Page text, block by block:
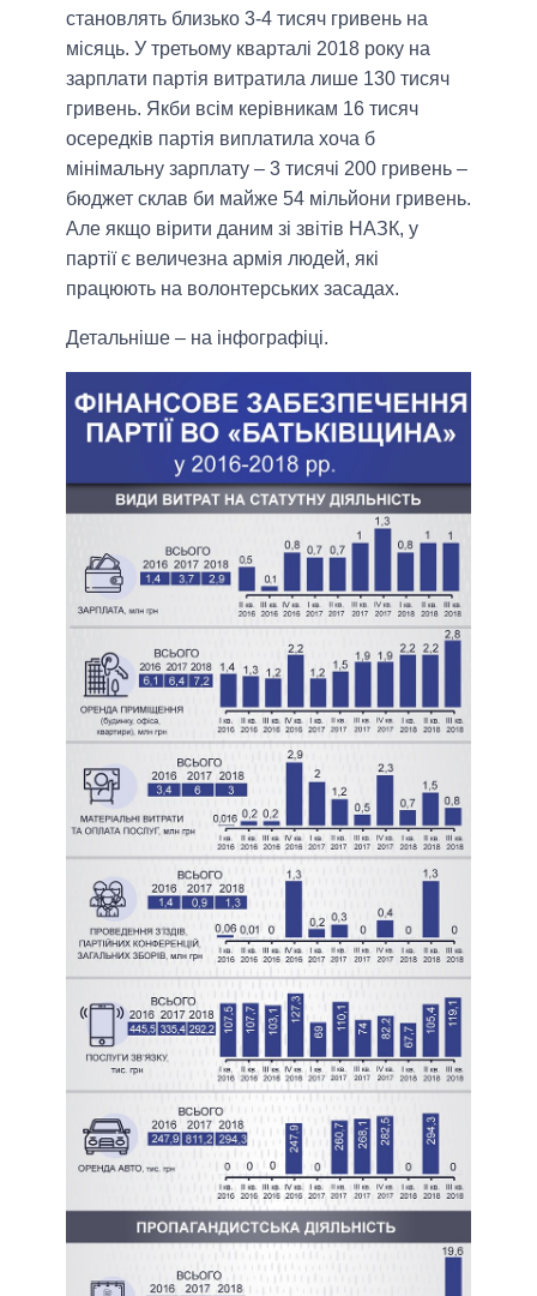
становлять близько 3-4 тисяч гривень на
місяць. У третьому кварталі 2018 року на
зарплати партія витратила лише 130 тисяч
гривень. Якби всім керівникам 16 тисяч
осередків партія виплатила хоча б
мінімальну зарплату – 3 тисячі 200 гривень –
бюджет склав би майже 54 мільйони гривень.
Але якщо вірити даним зі звітів НАЗК, у
партії є величезна армія людей, які
працюють на волонтерських засадах.
Детальніше – на інфографіці.